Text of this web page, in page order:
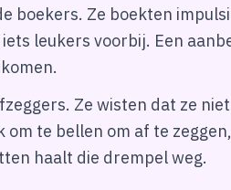
boekers. Ze boekten
leukers voorbij. Een
Ze wisten dat ze
om te bellen om af te
haalt die drempel weg.